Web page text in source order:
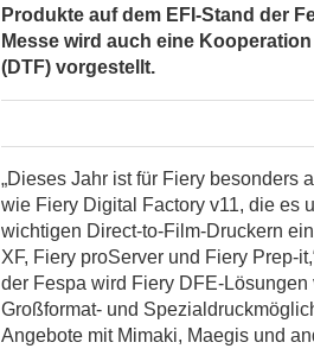
Produkte auf dem EFI-Stand der
Messe wird auch eine
(DTF) vorgestellt.
„Dieses Jahr ist für Fiery besonders
wie Fiery Digital Factory v11, die es
wichtigen Direct-to-Film-Druckern
XF, Fiery proServer und Fiery Prep-
der Fespa wird Fiery DFE-
Großformat- und
Angebote mit Mimaki, Maegis und